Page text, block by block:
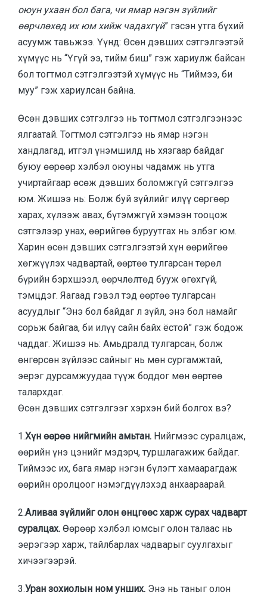
оюун ухаан бол бага, чи ямар нэгэн зүйлийг
өөрчлөхөд их юм хийж чадахгүй” гэсэн утга бүхий
асуумж тавьжээ. Үүнд: Өсөн дэвших сэтгэлгээтэй
хүмүүс нь “Үгүй ээ, тийм биш” гэж хариулж байсан
бол тогтмол сэтгэлгээтэй хүмүүс нь “Тиймээ, би
муу” гэж хариулсан байна.
Өсөн дэвших сэтгэлгээ нь тогтмол сэтгэлгээнээс
ялгаатай. Тогтмол сэтгэлгээ нь ямар нэгэн
хандлагад, итгэл үнэмшилд нь хязгаар байдаг
буюу өөрөөр хэлбэл оюуны чадамж нь утга
учиртайгаар өсөж дэвших боломжгүй сэтгэлгээ
юм. Жишээ нь: Болж буй зүйлийг илүү сөргөөр
харах, хүлээж авах, бүтэмжгүй хэмээн тооцож
сэтгэлээр унах, өөрийгөө буруутгах нь элбэг юм.
Харин өсөн дэвших сэтгэлгээтэй хүн өөрийгөө
хөгжүүлэх чадвартай, өөртөө тулгарсан төрөл
бүрийн бэрхшээл, өөрчлөлтөд бууж өгөхгүй,
тэмцдэг. Яагаад гэвэл тэд өөртөө тулгарсан
асуудлыг “Энэ бол байдаг л зүйл, энэ бол намайг
сорьж байгаа, би илүү сайн байх ёстой” гэж бодож
чаддаг. Жишээ нь: Амьдралд тулгарсан, болж
өнгөрсөн зүйлээс сайныг нь мөн сургамжтай,
эерэг дурсамжуудаа түүж боддог мөн өөртөө
талархдаг.
Өсөн дэвших сэтгэлгээг хэрхэн бий болгох вэ?
1.Хүн өөрөө нийгмийн амьтан. Нийгмээс суралцаж,
өөрийн үнэ цэнийг мэдэрч, туршлагажиж байдаг.
Тиймээс их, бага ямар нэгэн бүлэгт хамаарагдаж
өөрийн оролцоог нэмэгдүүлэхэд анхаараарай.
2.Аливаа зүйлийг олон өнцгөөс харж сурах чадварт
суралцах. Өөрөөр хэлбэл юмсыг олон талаас нь
эерэгээр харж, тайлбарлах чадварыг суулгахыг
хичээгээрэй.
3.Уран зохиолын ном унших. Энэ нь таныг олон